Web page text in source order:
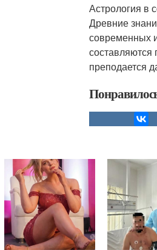
Астрология в
Древние
современных
составляются
преподается